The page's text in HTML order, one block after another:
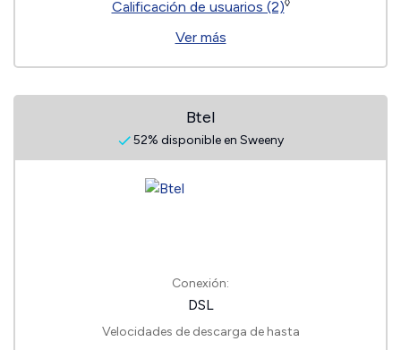
Calificación de usuarios (2)◊
Ver más
Btel
52% disponible en Sweeny
Conexión:
DSL
Velocidades de descarga de hasta